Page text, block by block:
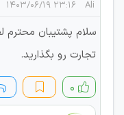
Ali ۲۳:۱۶ ۱۴۰۳/۰۶/۱۹
سلام پشتیبان محترم
تجارت رو بگذارید.
۰